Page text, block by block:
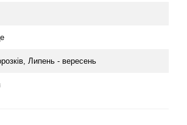
Липень - вересень